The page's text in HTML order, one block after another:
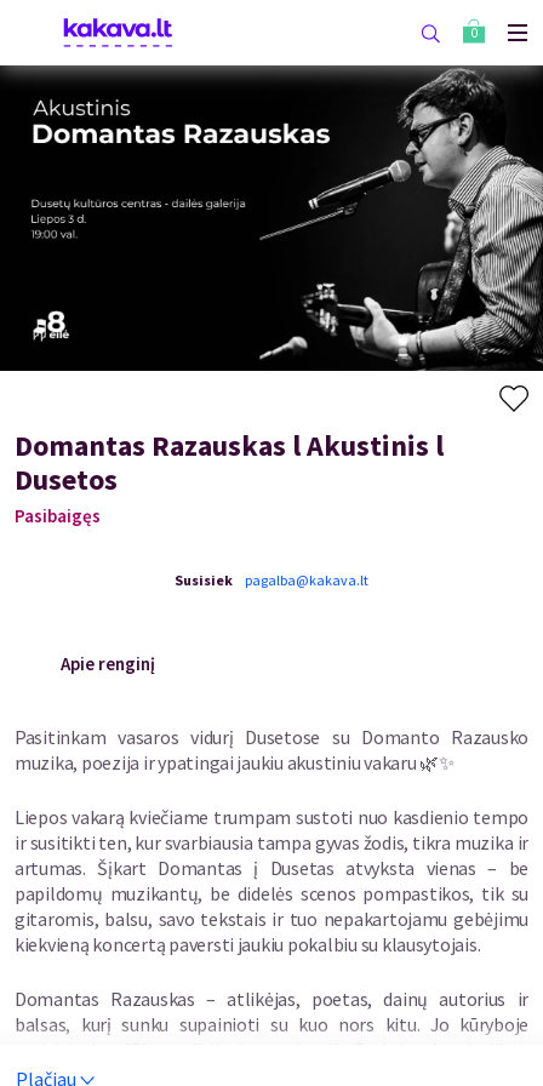
0
Domantas Razauskas l Akustinis l
Dusetos
Pasibaigęs
Susisiek pagalba@kakava.lt
Apie renginį
Pasitinkam vasaros vidurį Dusetose su Domanto Razausko
muzika, poezija ir ypatingai jaukiu akustiniu vakaru 🌿✨
Liepos vakarą kviečiame trumpam sustoti nuo kasdienio tempo
ir susitikti ten, kur svarbiausia tampa gyvas žodis, tikra muzika ir
artumas. Šįkart Domantas į Dusetas atvyksta vienas – be
papildomų muzikantų, be didelės scenos pompastikos, tik su
gitaromis, balsu, savo tekstais ir tuo nepakartojamu gebėjimu
kiekvieną koncertą paversti jaukiu pokalbiu su klausytojais.
Domantas Razauskas – atlikėjas, poetas, dainų autorius ir
balsas, kurį sunku supainioti su kuo nors kitu. Jo kūryboje
šviesa. Vieną akimirką jo dainos priverčia nusišypsoti, kitą –
Plačiau